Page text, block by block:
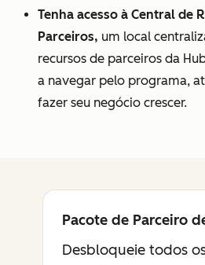
Tenha acesso à Central de
Parceiros, um local
recursos de parceiros da
a navegar pelo programa,
fazer seu negócio crescer.
Pacote de Parceiro
Desbloqueie todos